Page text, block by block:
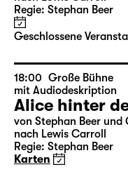
15:00 Große Bühne
Alice hinter
von Stephan Beer und
Regie: Stephan Beer
Geschlossene
18:00
Große Bühne
mit Audiodeskription
Alice hinter